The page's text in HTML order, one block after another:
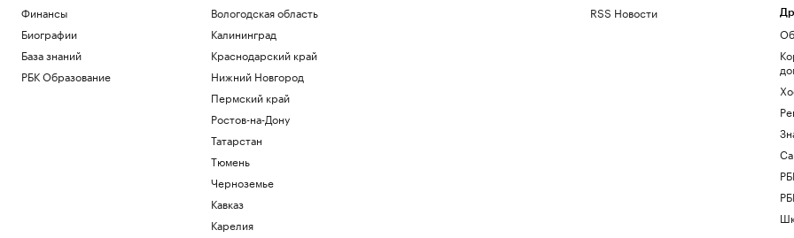
Финансы
Биографии
База знаний
РБК Образование
Вологодская область
Калининград
Краснодарский край
Нижний Новгород
Пермский край
Ростов-на-Дону
Татарстан
Тюмень
Черноземье
Кавказ
Карелия
RSS Новости